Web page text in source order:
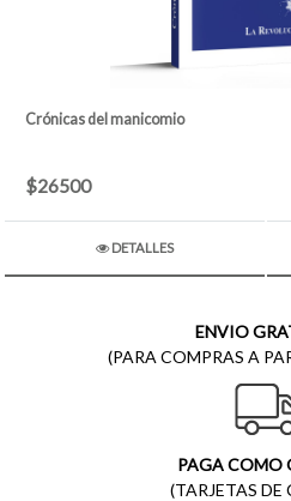
Crónicas del manicomio
$26500
DETALLES
ENVIO
(PARA COMPRAS A
PAGA COMO
(TARJETAS DE